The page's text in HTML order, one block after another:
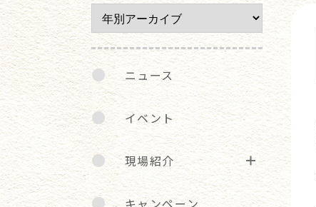
ニュース
イベント
現場紹介
キャンペーン